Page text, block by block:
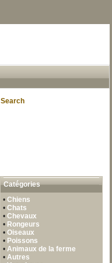
Search
Catégories
•Chiens
•Chats
•Chevaux
• Rongeurs
•Oiseaux
• Poissons
• Animaux de la ferme
• Autres